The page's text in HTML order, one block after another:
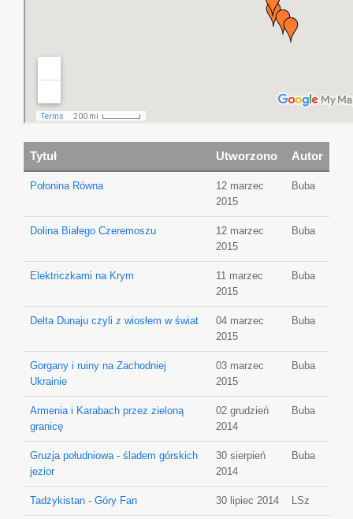
Tytuł Utworzono Autor
Połonina Równa
12 marzec
2015
Buba
Dolina Białego Czeremoszu
12 marzec
2015
Buba
Elektriczkami na Krym
11 marzec
2015
Buba
Delta Dunaju czyli z wiosłem w świat
04 marzec
2015
Buba
Gorgany i ruiny na Zachodniej
Ukrainie
03 marzec
2015
Buba
Armenia i Karabach przez zieloną
granicę
02 grudzień
2014
Buba
Gruzja południowa - śladem górskich
jezior
30 sierpień
2014
Buba
Tadżykistan - Góry Fan 30 lipiec 2014 LSz